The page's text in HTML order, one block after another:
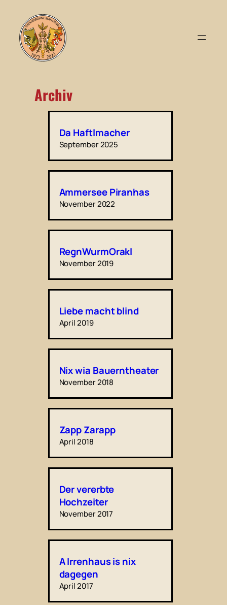
Archiv
Da Haftlmacher
September 2025
Ammersee Piranhas
November 2022
RegnWurmOrakl
November 2019
Liebe macht blind
April 2019
Nix wia Bauerntheater
November 2018
Zapp Zarapp
April 2018
Der vererbte
Hochzeiter
November 2017
A Irrenhaus is nix
dagegen
April 2017